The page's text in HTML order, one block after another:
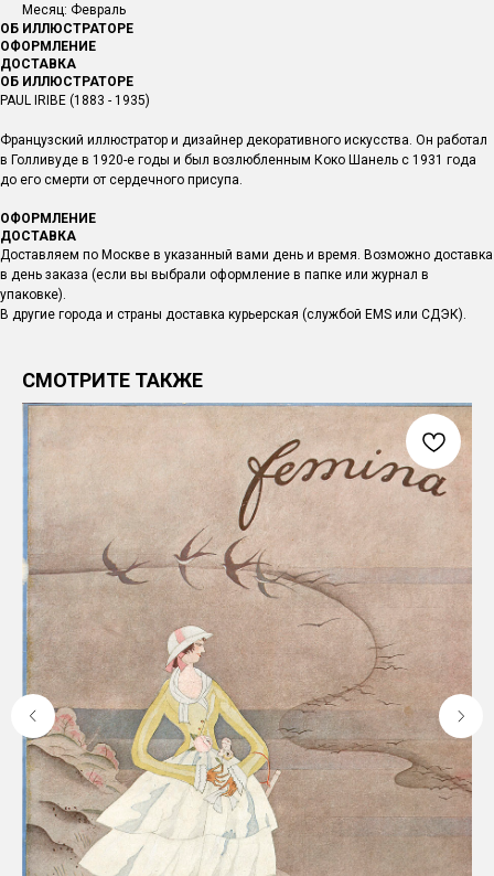
Месяц: Февраль
ОБ ИЛЛЮСТРАТОРЕ
ОФОРМЛЕНИЕ
ДОСТАВКА
ОБ ИЛЛЮСТРАТОРЕ
PAUL IRIBE (1883 - 1935)
Французский иллюстратор и дизайнер декоративного искусства. Он работал
в Голливуде в 1920-е годы и был возлюбленным Коко Шанель с 1931 года
до его смерти от сердечного присупа.
ОФОРМЛЕНИЕ
ДОСТАВКА
Доставляем по Москве в указанный вами день и время. Возможно доставка
в день заказа (если вы выбрали оформление в папке или журнал в
упаковке).
В другие города и страны доставка курьерская (службой EMS или СДЭК).
СМОТРИТЕ ТАКЖЕ